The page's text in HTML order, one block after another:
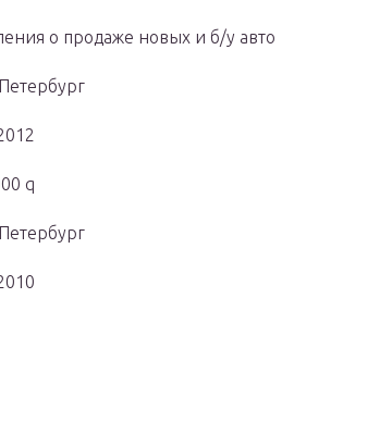
о продаже новых и б/у авто
q